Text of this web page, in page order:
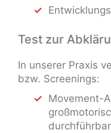
Test zur
In unserer Praxis
bzw. Screenings:
Movement-